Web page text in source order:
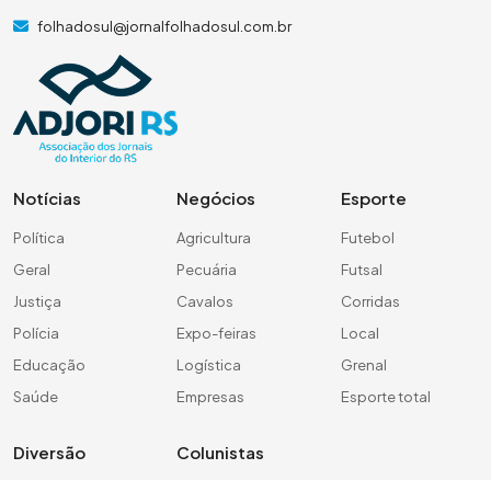
folhadosul@jornalfolhadosul.com.br
Notícias
Política
Geral
Justiça
Polícia
Educação
Saúde
Negócios
Agricultura
Pecuária
Cavalos
Expo-feiras
Logística
Empresas
Esporte
Futebol
Futsal
Corridas
Local
Grenal
Esporte total
Diversão Colunistas